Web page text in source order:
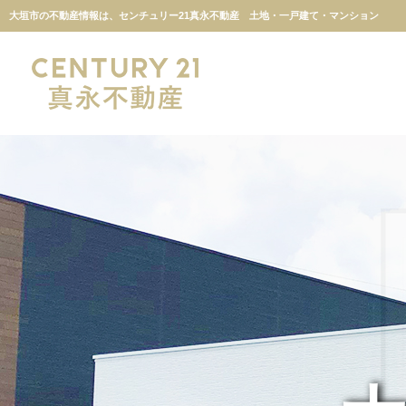
大垣市の不動産情報は、センチュリー21真永不動産 土地・一戸建て・マンション